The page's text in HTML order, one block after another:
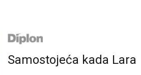
Samostojeća kada Lara